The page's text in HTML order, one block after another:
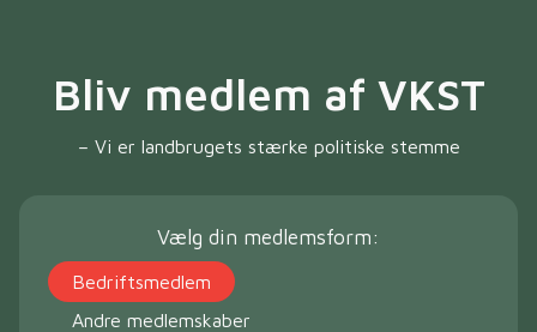
Bliv medlem af VKST
– Vi er landbrugets stærke politiske stemme
Vælg din medlemsform:
Bedriftsmedlem
Andre medlemskaber